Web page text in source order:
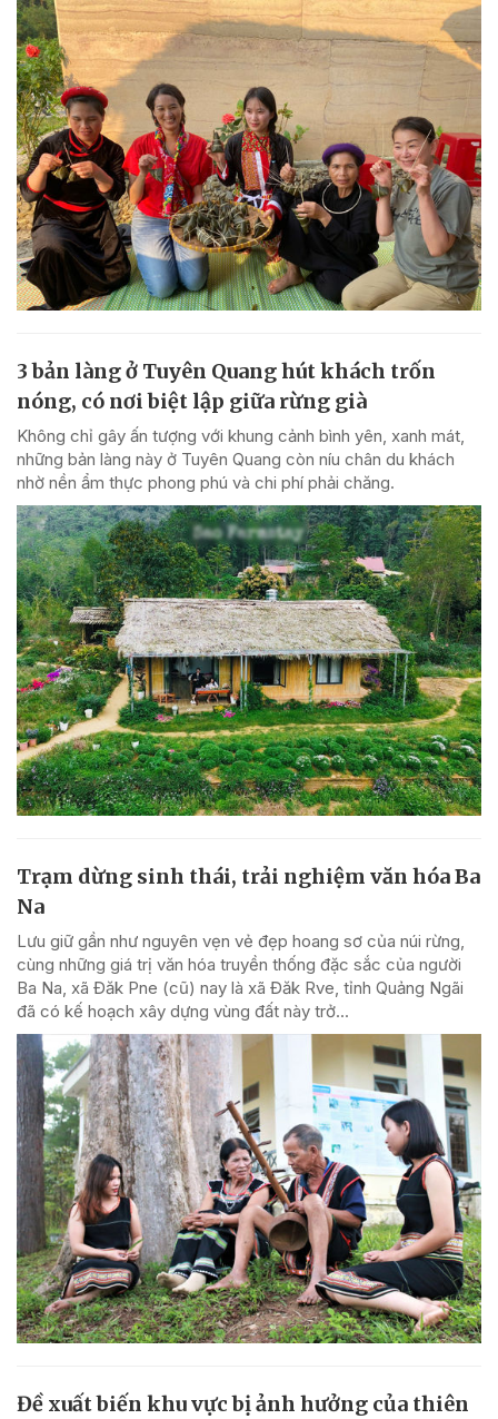
3 bản làng ở Tuyên Quang hút khách trốn
nóng, có nơi biệt lập giữa rừng già
Không chỉ gây ấn tượng với khung cảnh bình yên, xanh mát,
những bản làng này ở Tuyên Quang còn níu chân du khách
nhờ nền ẩm thực phong phú và chi phí phải chăng.
Trạm dừng sinh thái, trải nghiệm văn hóa Ba
Na
Lưu giữ gần như nguyên vẹn vẻ đẹp hoang sơ của núi rừng,
cùng những giá trị văn hóa truyền thống đặc sắc của người
Ba Na, xã Đăk Pne (cũ) nay là xã Đăk Rve, tỉnh Quảng Ngãi
đã có kế hoạch xây dựng vùng đất này trở...
Đề xuất biến khu vực bị ảnh hưởng của thiên